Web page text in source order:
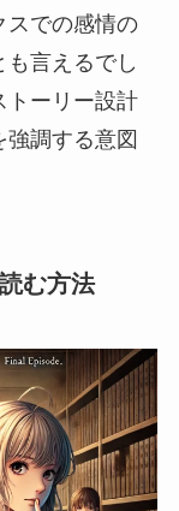
スでの感情の
言えるでし
トーリー設計
調する意図
む方法